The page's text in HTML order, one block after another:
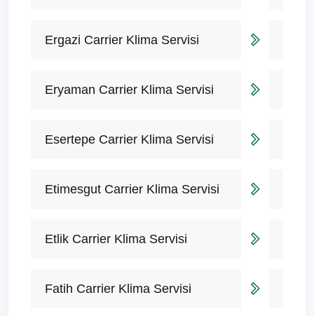
Ergazi Carrier Klima Servisi
Eryaman Carrier Klima Servisi
Esertepe Carrier Klima Servisi
Etimesgut Carrier Klima Servisi
Etlik Carrier Klima Servisi
Fatih Carrier Klima Servisi